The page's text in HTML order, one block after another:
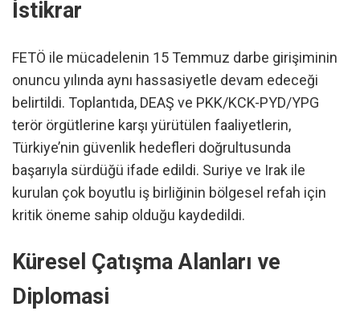
İstikrar
FETÖ ile mücadelenin 15 Temmuz darbe girişiminin
onuncu yılında aynı hassasiyetle devam edeceği
belirtildi. Toplantıda, DEAŞ ve PKK/KCK-PYD/YPG
terör örgütlerine karşı yürütülen faaliyetlerin,
Türkiye’nin güvenlik hedefleri doğrultusunda
başarıyla sürdüğü ifade edildi. Suriye ve Irak ile
kurulan çok boyutlu iş birliğinin bölgesel refah için
kritik öneme sahip olduğu kaydedildi.
Küresel Çatışma Alanları ve
Diplomasi